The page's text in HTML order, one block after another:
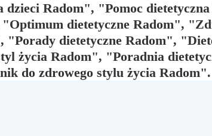
Radom", "Pomoc
dietetyczne Radom",
dietetyczne Radom",
życia Radom", "Poradnia
do zdrowego stylu życia Radom".